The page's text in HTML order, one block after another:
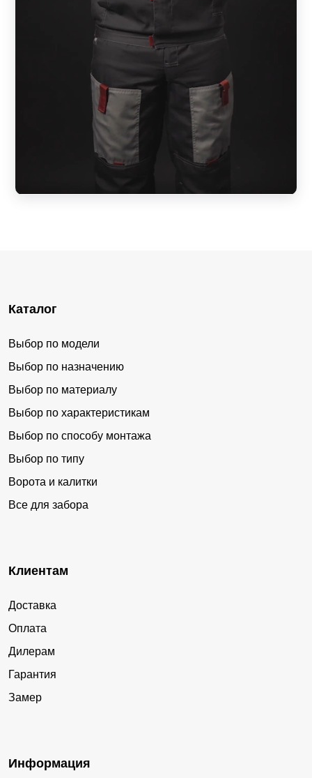
Каталог
Выбор по модели
Выбор по назначению
Выбор по материалу
Выбор по характеристикам
Выбор по способу монтажа
Выбор по типу
Ворота и калитки
Все для забора
Клиентам
Доставка
Оплата
Дилерам
Гарантия
Замер
Информация